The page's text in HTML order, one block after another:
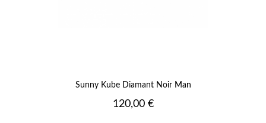
Sunny Kube Diamant Noir Man
Prix
120,00 €